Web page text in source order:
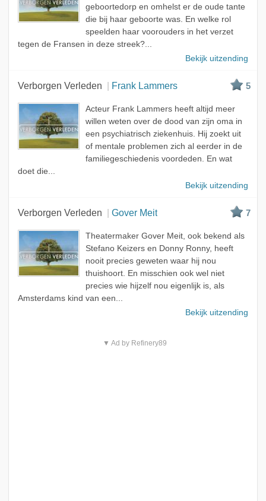
geboortedorp en omhelst er de oude tante
die bij haar geboorte was. En welke rol
speelden haar voorouders in het verzet
tegen de Fransen in deze streek?...
Bekijk uitzending
Verborgen Verleden Frank Lammers 5
Acteur Frank Lammers heeft altijd meer
willen weten over de dood van zijn oma in
een psychiatrisch ziekenhuis. Hij zoekt uit
of mentale problemen zich al eerder in de
familiegeschiedenis voordeden. En wat
doet die...
Bekijk uitzending
Verborgen Verleden Gover Meit 7
Theatermaker Gover Meit, ook bekend als
Stefano Keizers en Donny Ronny, heeft
nooit precies geweten waar hij nou
thuishoort. En misschien ook wel niet
precies wie hijzelf nou eigenlijk is, als
Amsterdams kind van een...
Bekijk uitzending
▼ Ad by Refinery89